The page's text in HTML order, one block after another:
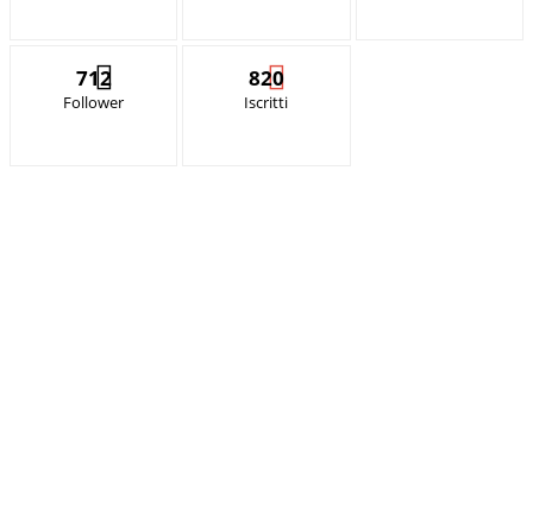
712
Follower
820
Iscritti